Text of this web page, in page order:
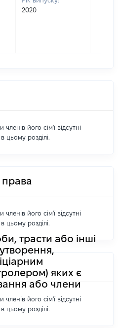
2020
його сім'ї відсутні
цьому розділі.
права
його сім'ї відсутні
цьому розділі.
трасти або інші
яких є
або члени
його сім'ї відсутні
цьому розділі.